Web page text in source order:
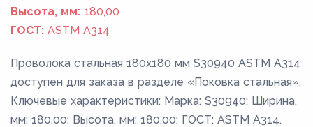
Высота, мм: 180,00
ГОСТ: ASTM A314
Проволока стальная 180х180 мм S30940 ASTM A314
доступен для заказа в разделе «Поковка стальная».
Ключевые характеристики: Марка: S30940; Ширина,
мм: 180,00; Высота, мм: 180,00; ГОСТ: ASTM A314.